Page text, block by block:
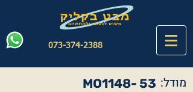
073-374-2388
MO1148- 53 מודל: